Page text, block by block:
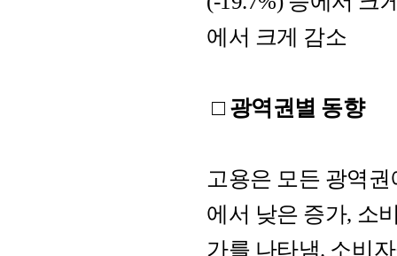
에서 크게 감소
□ 광역권별 동향
고용은 모든 광역
에서 낮은 증가, 소
가를 나타냄. 소비